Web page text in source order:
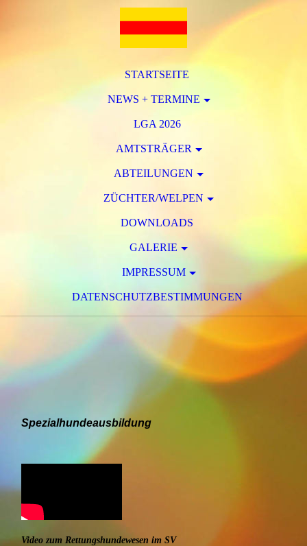
STARTSEITE
NEWS + TERMINE
LGA 2026
AMTSTRÄGER
ABTEILUNGEN
ZÜCHTER/WELPEN
DOWNLOADS
GALERIE
IMPRESSUM
DATENSCHUTZBESTIMMUNGEN
Spezialhundeausbildung
Video zum Rettungshundewesen im SV